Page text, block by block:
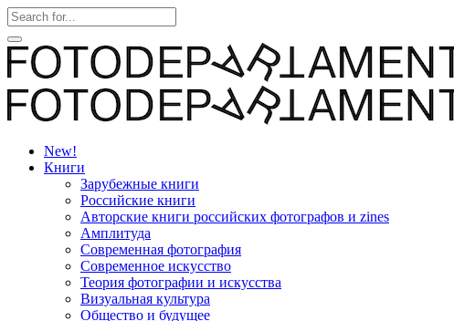
New!
Книги
Зарубежные книги
Российские книги
Авторские книги российских фотографов и zines
Амплитуда
Современная фотография
Современное искусство
Теория фотографии и искусства
Визуальная культура
Общество и будущее